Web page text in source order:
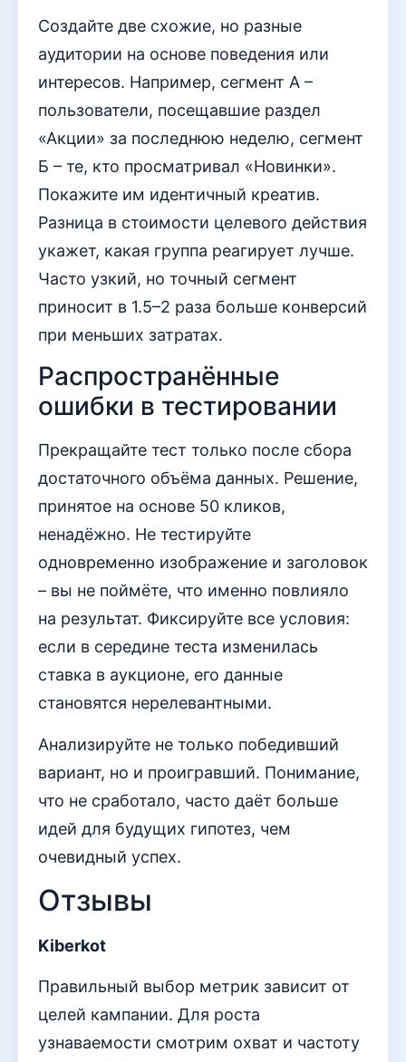
Создайте две схожие, но разные
аудитории на основе поведения или
интересов. Например, сегмент А –
пользователи, посещавшие раздел
«Акции» за последнюю неделю, сегмент
Б – те, кто просматривал «Новинки».
Покажите им идентичный креатив.
Разница в стоимости целевого действия
укажет, какая группа реагирует лучше.
Часто узкий, но точный сегмент
приносит в 1.5–2 раза больше конверсий
при меньших затратах.
Распространённые
ошибки в тестировании
Прекращайте тест только после сбора
достаточного объёма данных. Решение,
принятое на основе 50 кликов,
ненадёжно. Не тестируйте
одновременно изображение и заголовок
– вы не поймёте, что именно повлияло
на результат. Фиксируйте все условия:
если в середине теста изменилась
ставка в аукционе, его данные
становятся нерелевантными.
Анализируйте не только победивший
вариант, но и проигравший. Понимание,
что не сработало, часто даёт больше
идей для будущих гипотез, чем
очевидный успех.
Отзывы
Kiberkot
Правильный выбор метрик зависит от
целей кампании. Для роста
узнаваемости смотрим охват и частоту